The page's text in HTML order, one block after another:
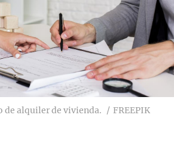
de alquiler de vivienda. FREEPIK